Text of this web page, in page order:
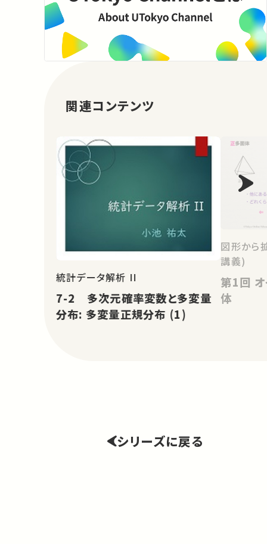
関連コンテンツ
統計データ解析 II
7-2 多次元確率変数と多変量
分布: 多変量正規分布 (1)
図形から
講義)
第1回 オイラーの公式と正多面
体
シリーズに戻る